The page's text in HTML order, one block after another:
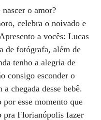
nascer o amor?
celebra o noivado e
a vocês: Lucas
de fotógrafa, além de
tenho a alegria de
consigo esconder o
chegada desse bebê.
por esse momento que
pra Florianópolis fazer